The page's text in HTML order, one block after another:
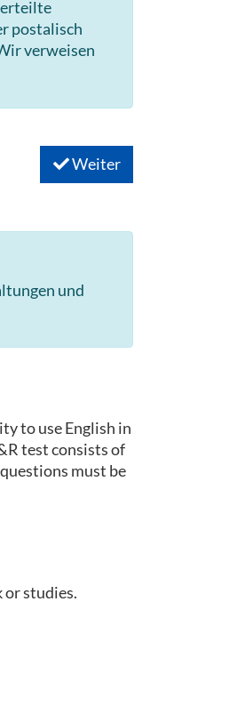
erteilte
postalisch
verweisen
Weiter
und
to use English in
test consists of
must be
or studies.